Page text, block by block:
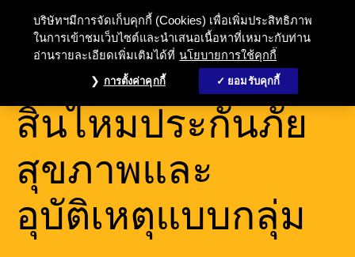
การเรียกร้อง
สินไหมประกันภัย
สุขภาพและ
อุบัติเหตุแบบกลุ่ม
บริษัทฯมีการจัดเก็บคุกกี้ (Cookies) เพื่อเพิ่มประสิทธิภาพ
ในการเข้าชมเว็บไซต์และนำเสนอเนื้อหาที่เหมาะกับท่าน
อ่านรายละเอียดเพิ่มเติมได้ที่ นโยบายการใช้คุกกี้
การตั้งค่าคุกกี้ ยอมรับคุกกี้